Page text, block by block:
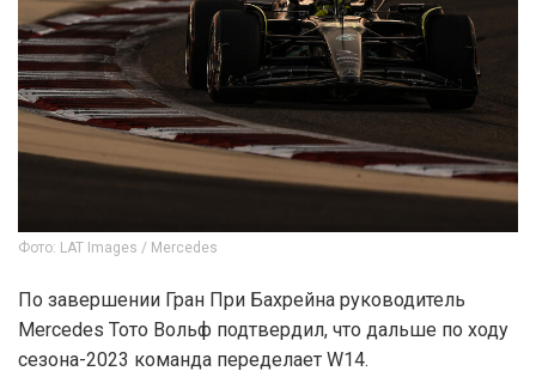
Фото: LAT Images / Mercedes
По завершении Гран При Бахрейна руководитель
Mercedes Тото Вольф подтвердил, что дальше по ходу
сезона-2023 команда переделает W14.